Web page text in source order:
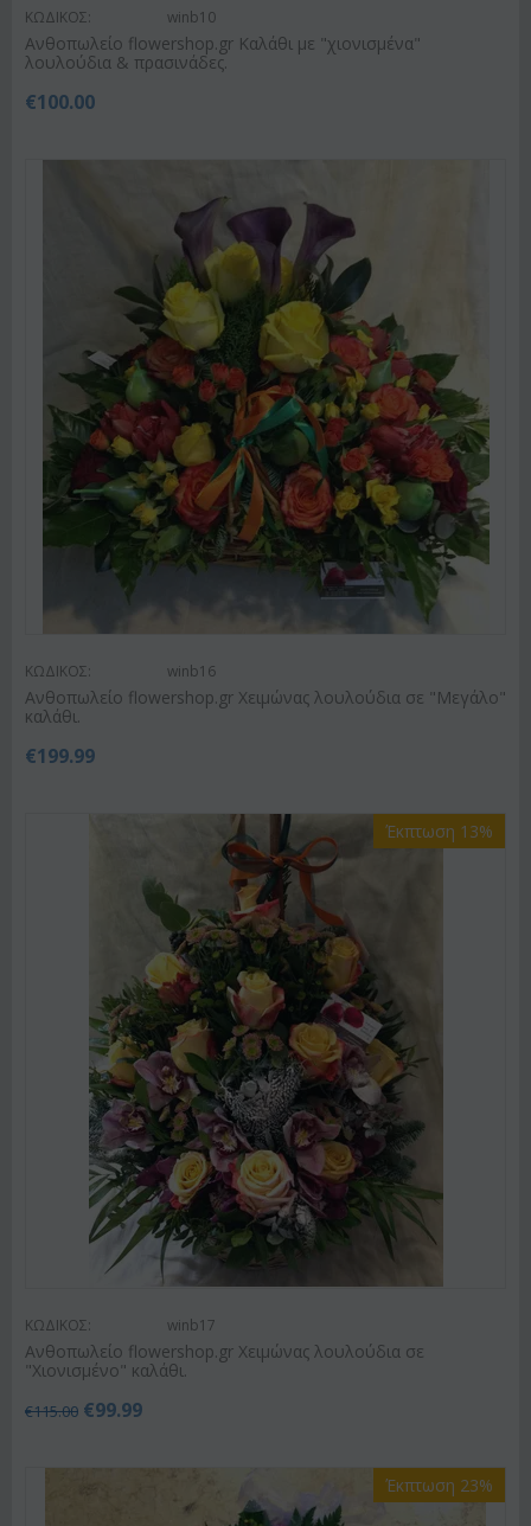
ΚΩΔΙΚΟΣ: winb10
Ανθοπωλείο flowershop.gr Καλάθι με "χιονισμένα"
λουλούδια & πρασινάδες.
€100.00
ΚΩΔΙΚΟΣ: winb16
Ανθοπωλείο flowershop.gr Χειμώνας λουλούδια σε "Μεγάλο"
καλάθι.
€199.99
Έκπτωση 13%
ΚΩΔΙΚΟΣ: winb17
Ανθοπωλείο flowershop.gr Χειμώνας λουλούδια σε
"Χιονισμένο" καλάθι.
€115.00 €99.99
Έκπτωση 23%